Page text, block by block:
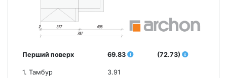
Перший поверх 69.83 (72.73)
1. Тамбур 3.91